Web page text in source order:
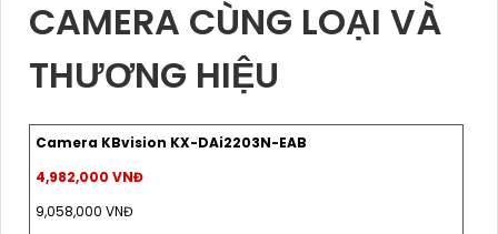
CAMERA CÙNG LOẠI VÀ
THƯƠNG HIỆU
Camera KBvision KX-DAi2203N-EAB
4,982,000 VNĐ
9,058,000 VNĐ